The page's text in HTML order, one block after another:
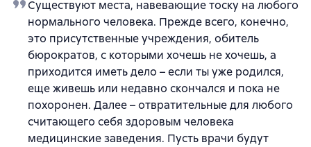
Существуют места, навевающие тоску на любого
нормального человека. Прежде всего, конечно,
это присутственные учреждения, обитель
бюрократов, с которыми хочешь не хочешь, а
приходится иметь дело – если ты уже родился,
еще живешь или недавно скончался и пока не
похоронен. Далее – отвратительные для любого
считающего себя здоровым человека
медицинские заведения. Пусть врачи будут